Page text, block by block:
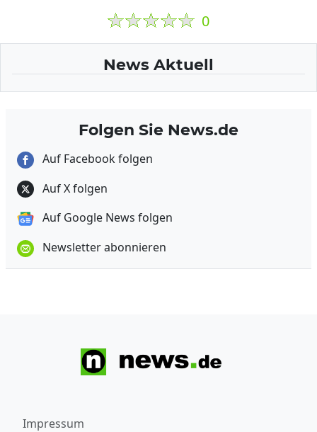
0
News Aktuell
Folgen Sie News.de
Auf Facebook folgen
Auf X folgen
Auf Google News folgen
Newsletter abonnieren
Impressum